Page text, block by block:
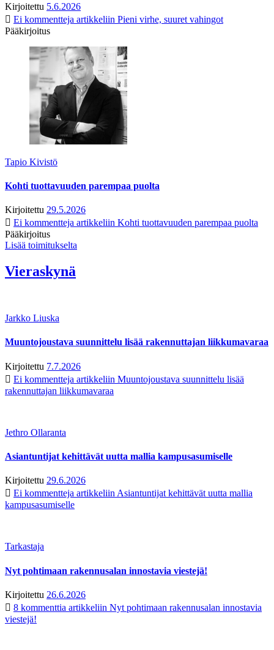
Kirjoitettu 5.6.2026
Ei kommentteja artikkeliin Pieni virhe, suuret vahingot
Pääkirjoitus
Tapio Kivistö
Kohti tuottavuuden parempaa puolta
Kirjoitettu 29.5.2026
Ei kommentteja artikkeliin Kohti tuottavuuden parempaa puolta
Pääkirjoitus
Lisää toimitukselta
Vieraskynä
Jarkko Liuska
Muuntojoustava suunnittelu lisää rakennuttajan liikkumavaraa
Kirjoitettu 7.7.2026
Ei kommentteja artikkeliin Muuntojoustava suunnittelu lisää
rakennuttajan liikkumavaraa
Jethro Ollaranta
Asiantuntijat kehittävät uutta mallia kampusasumiselle
Kirjoitettu 29.6.2026
Ei kommentteja artikkeliin Asiantuntijat kehittävät uutta mallia
kampusasumiselle
Tarkastaja
Nyt pohtimaan rakennusalan innostavia viestejä!
Kirjoitettu 26.6.2026
8 kommenttia artikkeliin Nyt pohtimaan rakennusalan innostavia
viestejä!